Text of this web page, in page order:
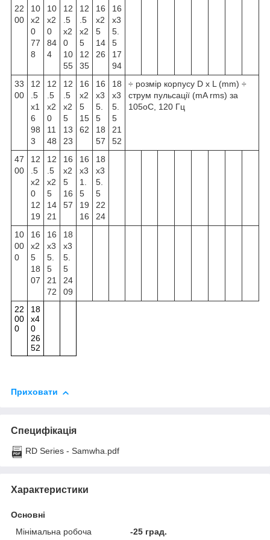
22
00
10
x2
0
77
8
10
x2
0
84
4
12
.5
x2
0
10
55
12
.5
x2
5
12
35
16
x2
5
14
26
16
x3
5.
5
17
94
33
00
12
.5
x1
6
98
3
12
.5
x2
0
11
48
12
.5
x2
5
13
23
16
x2
5
15
62
16
x3
5.
5
18
57
18
x3
5.
5
21
52
÷ розмір корпусу D x L (mm) ÷
струм пульсації (mA rms) за
105оС, 120 Гц
47
00
12
.5
x2
0
12
19
12
.5
x2
5
14
21
16
x2
5
16
57
16
x3
1.
5
19
16
18
x3
5.
5
22
24
10
00
0
16
x2
5
18
07
16
x3
5.
5
21
72
18
x3
5.
5
24
09
22
00
0
18
x4
0
26
52
Приховати
Специфікація
RD Series - Samwha.pdf
Характеристики
Основні
Мінімальна робоча
-25 град.